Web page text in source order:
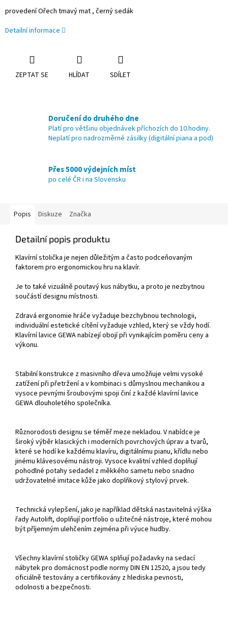
provedení Ořech tmavý mat , černý sedák
Detailní informace
ZEPTAT SE HLÍDAT SDÍLET
Doručení do druhého dne
Platí pro většinu objednávek příchozích do 10.hodiny.
Neplatí pro nadrozměrné zásilky (digitální piana a pod)
Přes 5000 výdejních míst
po celé ČR i na Slovensku
Popis Diskuze Značka
Detailní popis produktu
Klavírní stolička je nejen důležitým a často podceňovaným
faktorem pro ergonomickou hru na klavír.
Je to také vizuálně poutavý kus nábytku, a proto je nezbytnou
součástí designu místnosti.
Zdravá ergonomie hráče vyžaduje bezchybnou technologii,
individuální estetické cítění vyžaduje vzhled, který se vždy hodí.
Klavírní lavice GEWA nabízejí obojí při vynikajícím poměru ceny a
výkonu.
Stabilní konstrukce z masivního dřeva umožňuje velmi vysoké
zatížení při přetržení a v kombinaci s důmyslnou mechanikou a
vysoce pevnými šroubovými spoji činí z každé klavírní lavice
GEWA dlouholetého společníka.
Různorodosti designu se téměř meze nekladou. V nabídce je
široký výběr klasických i moderních povrchových úprav a tvarů,
které se hodí ke každému klavíru, digitálnímu pianu, křídlu nebo
jinému klávesovému nástroji. Vysoce kvalitní vzhled doplňují
pohodlné potahy sedadel z měkkého sametu nebo snadno
udržovatelné imitace kůže jako doplňkový stylový prvek.
Technická vylepšení, jako je například dětská nastavitelná výška
řady Autolift, doplňují portfolio o užitečné nástroje, které mohou
být příjemným ulehčením zejména při výuce hudby.
Všechny klavírní stoličky GEWA splňují požadavky na sedací
nábytek pro domácnost podle normy DIN EN 12520, a jsou tedy
oficiálně testovány a certifikovány z hlediska pevnosti,
odolnosti a bezpečnosti.